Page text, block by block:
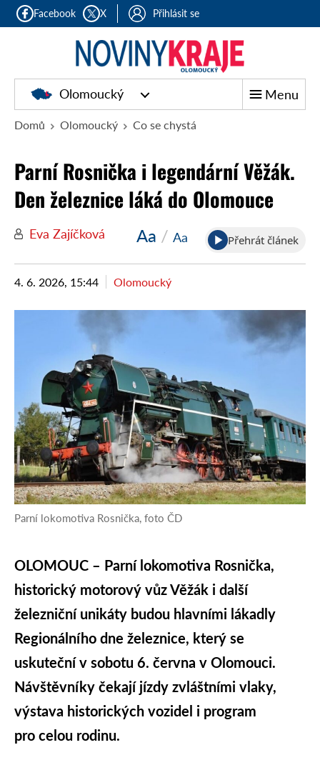
Facebook X Přihlásit se
Olomoucký Menu
Domů Olomoucký Co se chystá
Parní Rosnička i legendární Věžák.
Den železnice láká do Olomouce
Eva Zajíčková Aa / Aa Přehrát článek
4. 6. 2026, 15:44 Olomoucký
Parní lokomotiva Rosnička, foto ČD
OLOMOUC – Parní lokomotiva Rosnička,
historický motorový vůz Věžák i další
železniční unikáty budou hlavními lákadly
Regionálního dne železnice, který se
uskuteční v sobotu 6. června v Olomouci.
Návštěvníky čekají jízdy zvláštními vlaky,
výstava historických vozidel i program
pro celou rodinu.